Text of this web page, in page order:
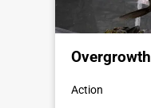
Overgrowth
Action